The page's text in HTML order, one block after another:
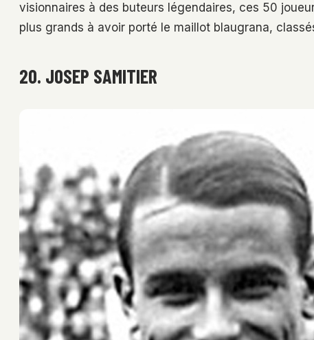
visionnaires à des buteurs légendaires, ces 50
plus grands à avoir porté le maillot blaugrana,
20. JOSEP SAMITIER